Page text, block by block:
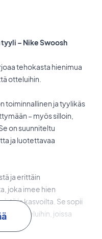
– Nike Swoosh
tehokasta hienimua
otteluihin.
toiminnallinen ja tyylikäs
– myös silloin,
on suunniteltu
ja luotettavaa
ja erittäin
joka imee hien
ja kasvoilta. Se sopii
ja otteluihin, joissa